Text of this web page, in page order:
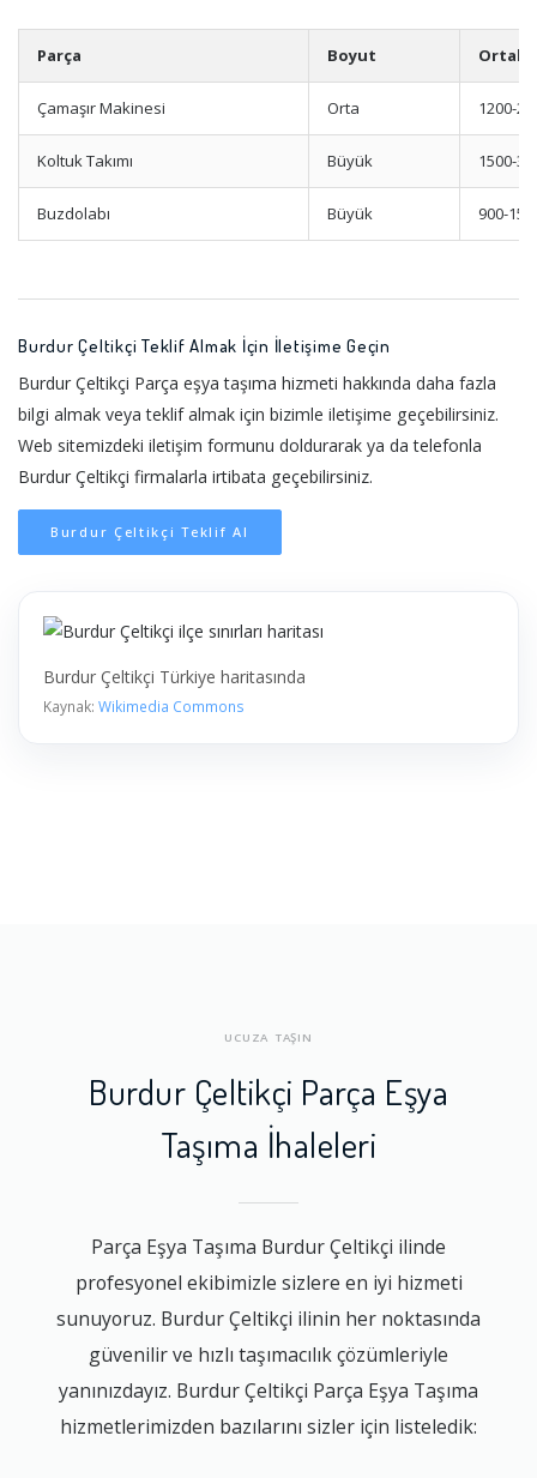
Parça Boyut
Çamaşır Makinesi Orta 1200-
Koltuk Takımı Büyük 1500-
Buzdolabı Büyük 900-
Burdur Çeltikçi Teklif Almak İçin İletişime Geçin
Burdur Çeltikçi Parça eşya taşıma hizmeti hakkında daha fazla
bilgi almak veya teklif almak için bizimle iletişime geçebilirsiniz.
Web sitemizdeki iletişim formunu doldurarak ya da telefonla
Burdur Çeltikçi firmalarla irtibata geçebilirsiniz.
Burdur Çeltikçi Teklif Al
Burdur Çeltikçi Türkiye haritasında
Kaynak: Wikimedia Commons
UCUZA TAŞIN
Burdur Çeltikçi Parça Eşya
Taşıma İhaleleri
Parça Eşya Taşıma Burdur Çeltikçi ilinde
profesyonel ekibimizle sizlere en iyi hizmeti
sunuyoruz. Burdur Çeltikçi ilinin her noktasında
güvenilir ve hızlı taşımacılık çözümleriyle
yanınızdayız. Burdur Çeltikçi Parça Eşya Taşıma
hizmetlerimizden bazılarını sizler için listeledik: